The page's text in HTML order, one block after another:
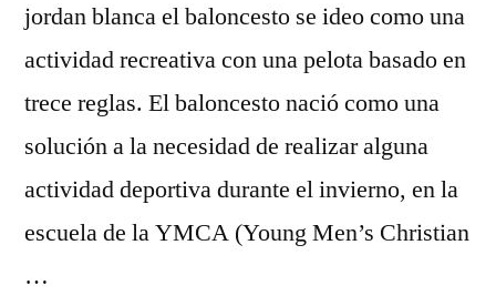
jordan blanca el baloncesto se ideo como una
actividad recreativa con una pelota basado en
trece reglas. El baloncesto nació como una
solución a la necesidad de realizar alguna
actividad deportiva durante el invierno, en la
escuela de la YMCA (Young Men’s Christian
…